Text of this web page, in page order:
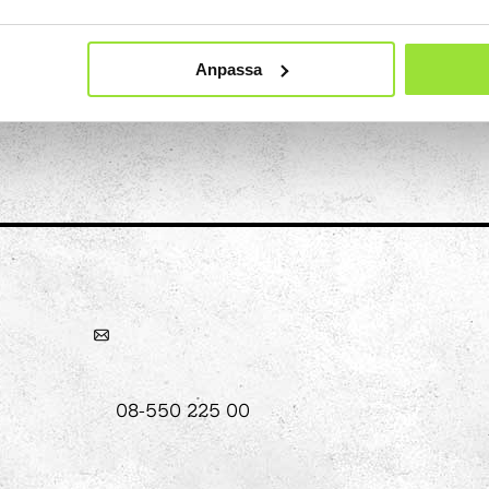
Anpassa
Ljusinstallationen Stella
08-550 225 00